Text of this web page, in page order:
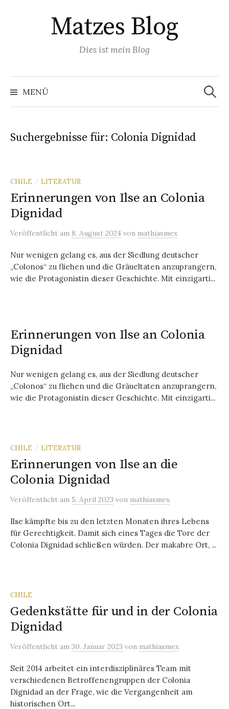
Matzes Blog
Dies ist mein Blog
MENÜ
Suchen
nach:
Suchergebnisse für: Colonia Dignidad
CHILE / LITERATUR
Erinnerungen von Ilse an Colonia
Dignidad
Veröffentlicht am 8. August 2024 von mathiasmex
Nur wenigen gelang es, aus der Siedlung deutscher
„Colonos“ zu fliehen und die Gräueltaten anzuprangern,
wie die Protagonistin dieser Geschichte. Mit einzigarti...
Erinnerungen von Ilse an Colonia
Dignidad
Nur wenigen gelang es, aus der Siedlung deutscher
„Colonos“ zu fliehen und die Gräueltaten anzuprangern,
wie die Protagonistin dieser Geschichte. Mit einzigarti...
CHILE / LITERATUR
Erinnerungen von Ilse an die
Colonia Dignidad
Veröffentlicht am 5. April 2023 von mathiasmex
Ilse kämpfte bis zu den letzten Monaten ihres Lebens
für Gerechtigkeit. Damit sich eines Tages die Tore der
Colonia Dignidad schließen würden. Der makabre Ort, ...
CHILE
Gedenkstätte für und in der Colonia
Dignidad
Veröffentlicht am 30. Januar 2023 von mathiasmex
Seit 2014 arbeitet ein interdisziplinäres Team mit
verschiedenen Betroffenengruppen der Colonia
Dignidad an der Frage, wie die Vergangenheit am
historischen Ort...